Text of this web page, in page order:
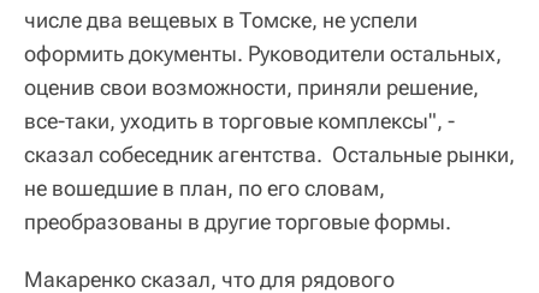
числе два вещевых в Томске, не успели
оформить документы. Руководители остальных,
оценив свои возможности, приняли решение,
все-таки, уходить в торговые комплексы", -
сказал собеседник агентства. Остальные рынки,
не вошедшие в план, по его словам,
преобразованы в другие торговые формы.
Макаренко сказал, что для рядового